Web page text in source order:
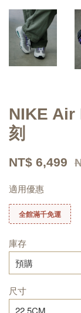
NIKE Air
刻
NT$ 6,499
適用優惠
全館滿千免運
庫存
尺寸